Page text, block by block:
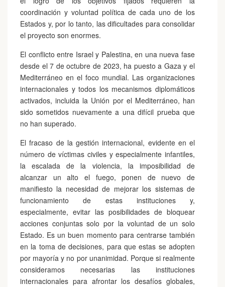
coordinación y voluntad política de cada uno de los
Estados y, por lo tanto, las dificultades para consolidar
el proyecto son enormes.
El conflicto entre Israel y Palestina, en una nueva fase
desde el 7 de octubre de 2023, ha puesto a Gaza y el
Mediterráneo en el foco mundial. Las organizaciones
internacionales y todos los mecanismos diplomáticos
activados, incluida la Unión por el Mediterráneo, han
sido sometidos nuevamente a una difícil prueba que
no han superado.
El fracaso de la gestión internacional, evidente en el
número de víctimas civiles y especialmente infantiles,
la escalada de la violencia, la imposibilidad de
alcanzar un alto el fuego, ponen de nuevo de
manifiesto la necesidad de mejorar los sistemas de
funcionamiento de estas instituciones y,
especialmente, evitar las posibilidades de bloquear
acciones conjuntas solo por la voluntad de un solo
Estado. Es un buen momento para centrarse también
en la toma de decisiones, para que estas se adopten
por mayoría y no por unanimidad. Porque si realmente
consideramos necesarias las instituciones
internacionales para afrontar los desafíos globales,